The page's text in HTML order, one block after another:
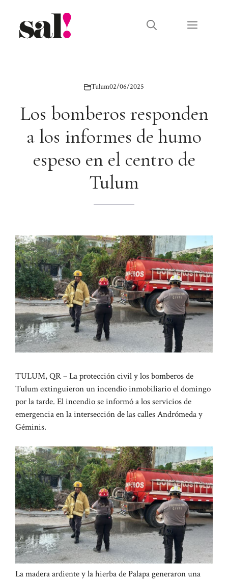
contenido
Menú
Tulum02/06/2025
Los bomberos responden
a los informes de humo
espeso en el centro de
Tulum
TULUM, QR – La protección civil y los bomberos de
Tulum extinguieron un incendio inmobiliario el domingo
por la tarde. El incendio se informó a los servicios de
emergencia en la intersección de las calles Andrómeda y
Géminis.
La madera ardiente y la hierba de Palapa generaron una